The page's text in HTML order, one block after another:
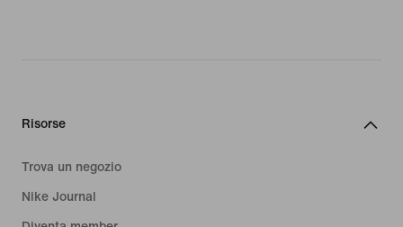
Risorse
Trova un negozio
Nike Journal